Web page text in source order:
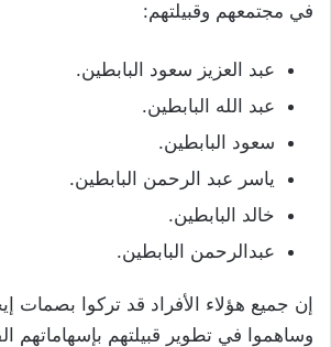
في مجتمعهم وقبيلتهم:
عبد العزيز سعود البابطين.
عبد الله البابطين.
سعود البابطين.
ياسر عبد الرحمن البابطين.
خالد البابطين.
عبدالرحمن البابطين.
إن جميع هؤلاء الأفراد قد تركوا بصمات
وساهموا في تطوير قبيلتهم بإسهاماتهم